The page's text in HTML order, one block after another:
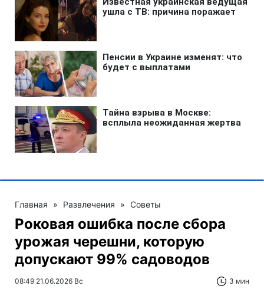
Главная » Развлечения » Советы
Роковая ошибка после сбора
урожая черешни, которую
допускают 99% садоводов
08:49 21.06.2026 Вс 3 мин